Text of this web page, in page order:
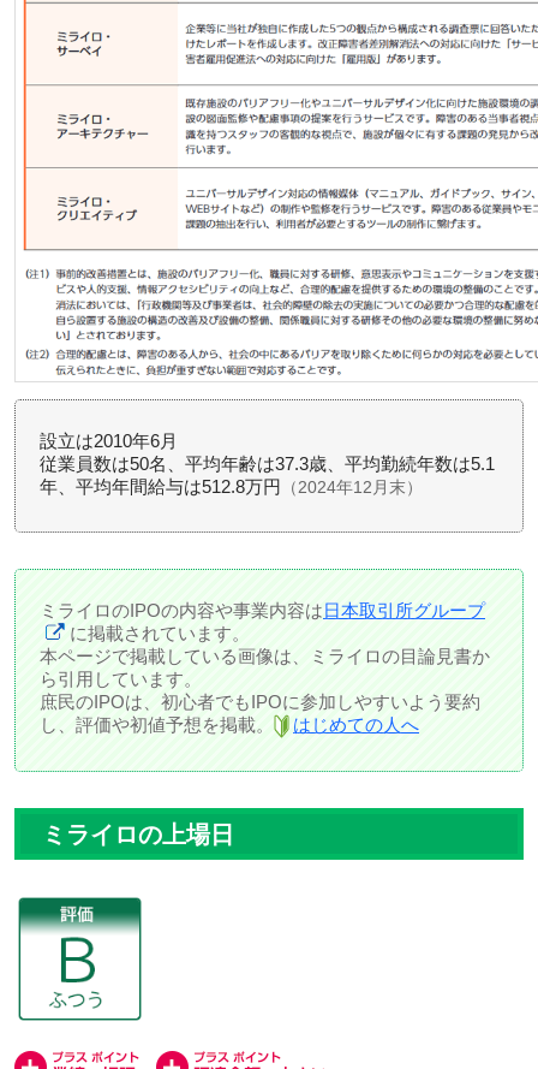
設立は2010年6月
従業員数は50名、平均年齢は37.3歳、平均勤続年数は5.1
年、平均年間給与は512.8万円
（2024年12月末）
ミライロのIPOの内容や事業内容は日本取引所グループ
に掲載されています。
本ページで掲載している画像は、ミライロの目論見書か
ら引用しています。
庶民のIPOは、初心者でもIPOに参加しやすいよう要約
し、評価や初値予想を掲載。
はじめての人へ
ミライロの上場日